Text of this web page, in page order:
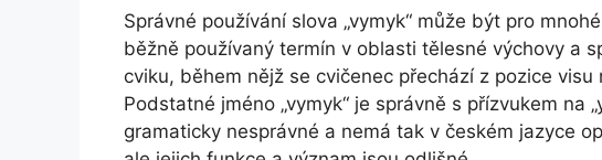
Správné používání slova „vymyk“ může být pro
běžně používaný termín v oblasti tělesné výchovy a
cviku, během nějž se cvičenec přechází z pozice
Podstatné jméno „vymyk“ je správně s přízvukem na
gramaticky nesprávné a nemá tak v českém jazyce